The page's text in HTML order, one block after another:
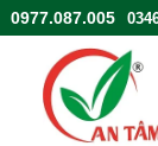
0977.087.005